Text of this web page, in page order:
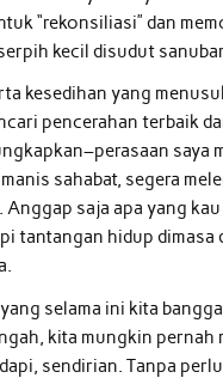
“rekonsiliasi” dan
kecil disudut
kesedihan yang
pencerahan terbaik
saya
sahabat, segera
saja apa yang
tantangan hidup dimasa
selama ini kita
kita mungkin pernah
sendirian. Tanpa